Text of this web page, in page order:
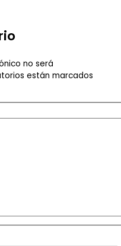
no será
están marcados